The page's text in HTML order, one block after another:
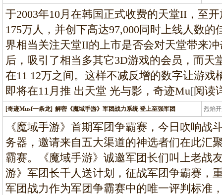
龙
于2003年10月在韩国正式收费的天堂II，至
175万人，并创下高达97,000同时上线人数
界相当关注天堂II的上市是否会对天堂带来
后，吸引了相当多其它3D游戏的会员，而天
在11 12万之间。这样不减反增的数字让游
即将在11月推 出天堂 光与影，奇迹Mu[阅读
[奇迹Musf一条龙] 解密《魔域手游》军团战力系统 登上至强军团 烈焰
龙
《魔域手游》首期军团争霸赛，今日吹响战
务器，邀请来自五大渠道的神选者们在此汇
霸赛。《魔域手游》诚邀军团长们叫上老战
游》军团长千人送计划，征战军团争霸赛，
军团战力作为军团争霸赛中的唯一评判标准